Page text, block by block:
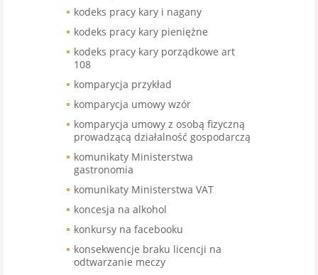
kodeks pracy kary i nagany
kodeks pracy kary pieniężne
kodeks pracy kary porządkowe art
108
komparycja przykład
komparycja umowy wzór
komparycja umowy z osobą fizyczną
prowadzącą działalność gospodarczą
komunikaty Ministerstwa
gastronomia
komunikaty Ministerstwa VAT
koncesja na alkohol
konkursy na facebooku
konsekwencje braku licencji na
odtwarzanie meczy